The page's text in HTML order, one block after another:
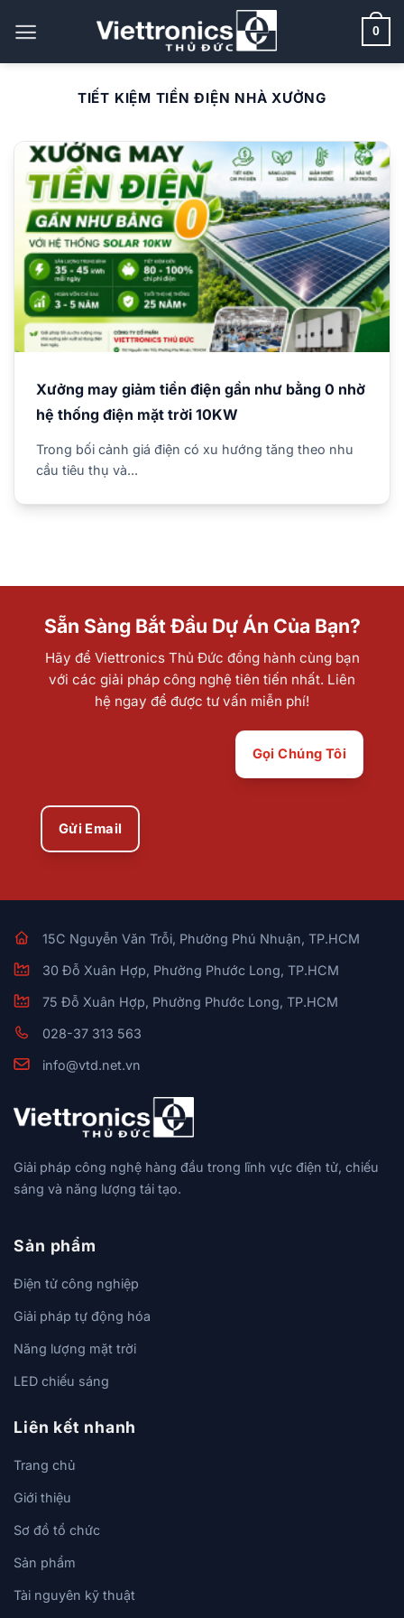
qua
0
TIẾT KIỆM TIỀN ĐIỆN NHÀ XƯỞNG
Xưởng may giảm tiền điện gần như bằng 0 nhờ
hệ thống điện mặt trời 10KW
Trong bối cảnh giá điện có xu hướng tăng theo nhu
cầu tiêu thụ và...
Sẵn Sàng Bắt Đầu Dự Án Của Bạn?
Hãy để Viettronics Thủ Đức đồng hành cùng bạn
với các giải pháp công nghệ tiên tiến nhất. Liên
hệ ngay để được tư vấn miễn phí!
Gọi Chúng Tôi
Gửi Email
15C Nguyễn Văn Trỗi, Phường Phú Nhuận, TP.HCM
30 Đỗ Xuân Hợp, Phường Phước Long, TP.HCM
75 Đỗ Xuân Hợp, Phường Phước Long, TP.HCM
028-37 313 563
info@vtd.net.vn
Giải pháp công nghệ hàng đầu trong lĩnh vực điện tử, chiếu
sáng và năng lượng tái tạo.
Sản phẩm
Điện tử công nghiệp
Giải pháp tự động hóa
Năng lượng mặt trời
LED chiếu sáng
Liên kết nhanh
Trang chủ
Giới thiệu
Sơ đồ tổ chức
Sản phẩm
Tài nguyên kỹ thuật